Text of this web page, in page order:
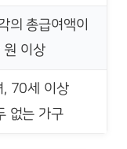
의 총급여액이
이상
, 70세 이상
없는 가구